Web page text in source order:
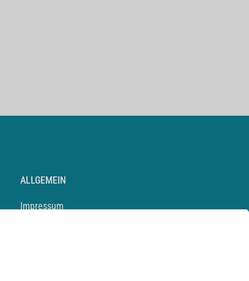
ALLGEMEIN
Impressum